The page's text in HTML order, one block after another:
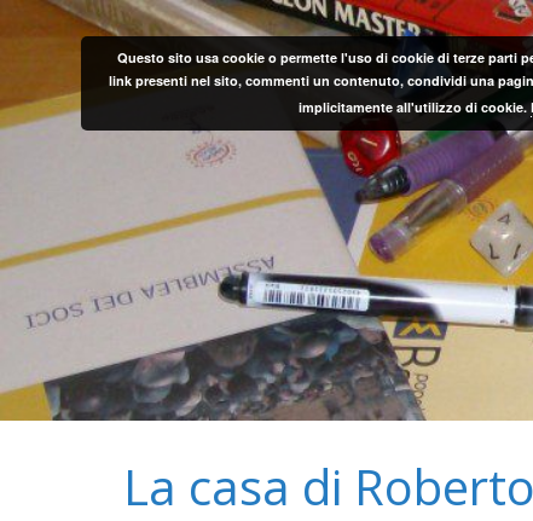
La casa di Roberto
Questo sito usa cookie o permette l'uso di cookie di terze parti
link presenti nel sito, commenti un contenuto, condividi una
implicitamente all'utilizzo di cookie.